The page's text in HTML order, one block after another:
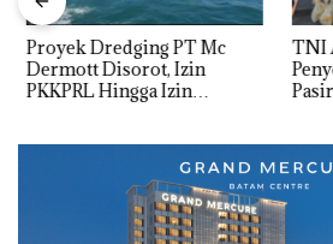
Proyek Dredging PT Mc
Dermott Disorot, Izin
PKKPRL Hingga Izin
TNI